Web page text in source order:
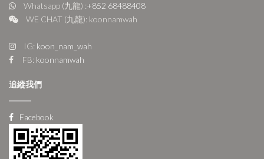
Whatsapp (九龍) :+852 68488408
WE CHAT (九龍): koonnamwah
IG: koon_nam_wah
FB: koonnamwah
追縱我們
Facebook